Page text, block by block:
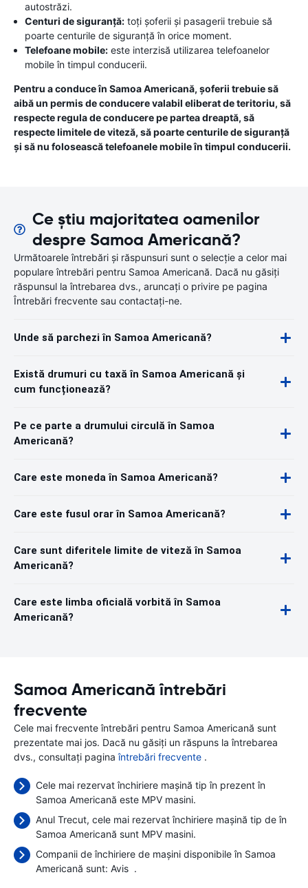
autostrăzi.
Centuri de siguranță: toți șoferii și pasagerii trebuie să
poarte centurile de siguranță în orice moment.
Telefoane mobile: este interzisă utilizarea telefoanelor
mobile în timpul conducerii.
Pentru a conduce în Samoa Americană, șoferii trebuie să
aibă un permis de conducere valabil eliberat de teritoriu, să
respecte regula de conducere pe partea dreaptă, să
respecte limitele de viteză, să poarte centurile de siguranță
și să nu folosească telefoanele mobile în timpul conducerii.
Ce știu majoritatea oamenilor
despre Samoa Americană?
Următoarele întrebări și răspunsuri sunt o selecție a celor mai
populare întrebări pentru Samoa Americană. Dacă nu găsiți
răspunsul la întrebarea dvs., aruncați o privire pe pagina
Întrebări frecvente sau contactați-ne.
Unde să parchezi în Samoa Americană?
Există drumuri cu taxă în Samoa Americană și
cum funcționează?
Pe ce parte a drumului circulă în Samoa
Americană?
Care este moneda în Samoa Americană?
Care este fusul orar în Samoa Americană?
Care sunt diferitele limite de viteză în Samoa
Americană?
Care este limba oficială vorbită în Samoa
Americană?
Samoa Americană întrebări
frecvente
Cele mai frecvente întrebări pentru Samoa Americană sunt
prezentate mai jos. Dacă nu găsiți un răspuns la întrebarea
dvs., consultați paginaîntrebări frecvente .
Cele mai rezervat închiriere mașină tip în prezent în
Samoa Americană este MPV masini.
Anul Trecut, cele mai rezervat închiriere mașină tip de în
Samoa Americană sunt MPV masini.
Companii de închiriere de mașini disponibile în Samoa
Americană sunt: Avis .